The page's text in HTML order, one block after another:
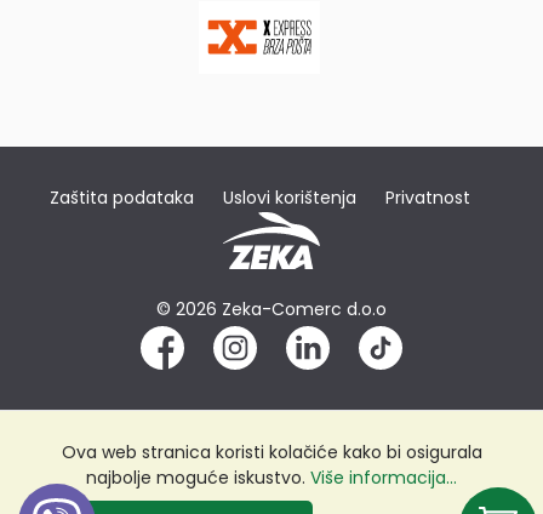
Zaštita podataka Uslovi korištenja Privatnost
© 2026 Zeka-Comerc d.o.o
Ova web stranica koristi kolačiće kako bi osigurala
najbolje moguće iskustvo. Više informacija...